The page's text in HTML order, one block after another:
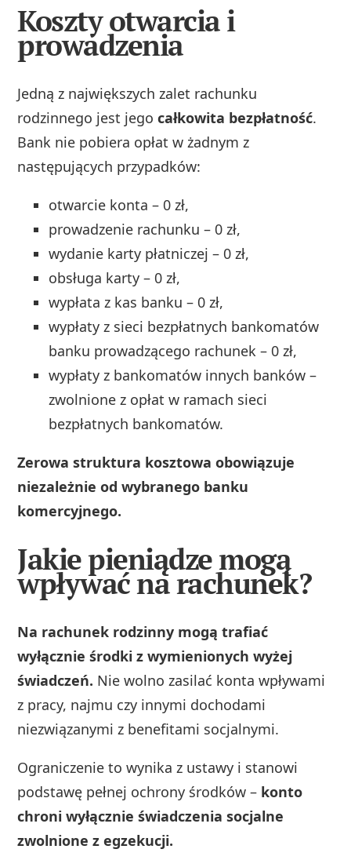
Koszty otwarcia i
prowadzenia
Jedną z największych zalet rachunku
rodzinnego jest jegocałkowita bezpłatność.
Bank nie pobiera opłat w żadnym z
następujących przypadków:
otwarcie konta – 0 zł,
prowadzenie rachunku – 0 zł,
wydanie karty płatniczej – 0 zł,
obsługa karty – 0 zł,
wypłata z kas banku – 0 zł,
wypłaty z sieci bezpłatnych bankomatów
banku prowadzącego rachunek – 0 zł,
wypłaty z bankomatów innych banków –
zwolnione z opłat w ramach sieci
bezpłatnych bankomatów.
Zerowa struktura kosztowa obowiązuje
niezależnie od wybranego banku
komercyjnego.
Jakie pieniądze mogą
wpływać na rachunek?
Na rachunek rodzinny mogą trafiać
wyłącznie środki z wymienionych wyżej
świadczeń. Nie wolno zasilać konta wpływami
z pracy, najmu czy innymi dochodami
niezwiązanymi z benefitami socjalnymi.
Ograniczenie to wynika z ustawy i stanowi
podstawę pełnej ochrony środków – konto
chroni wyłącznie świadczenia socjalne
zwolnione z egzekucji.